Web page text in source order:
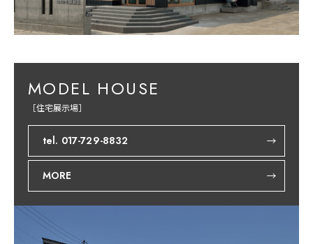
MODEL HOUSE
［住宅展示場］
tel. 017-729-8832
MORE